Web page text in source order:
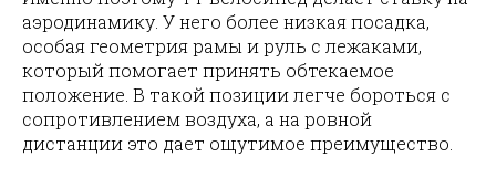
аэродинамику. У него более низкая посадка,
особая геометрия рамы и руль с лежаками,
который помогает принять обтекаемое
положение. В такой позиции легче бороться с
сопротивлением воздуха, а на ровной
дистанции это дает ощутимое преимущество.